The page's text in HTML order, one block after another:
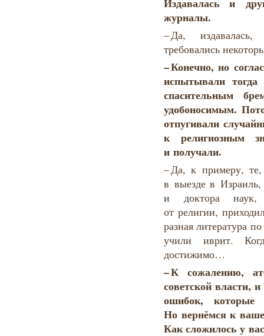
журналы.
– Да,
требовались
–Конечно,но
испытывали тогда
спасительным
удобоносимым.
отпугивали слу
к религиозным
и получали.
– Да, к примеру,
в выезде в
и доктора наук,
от религии,
разная литература
учили иврит.
достижимо…
–К сожалению,
советской власти, и
ошибок,которые
Но вернёмся к
Как сложилось у